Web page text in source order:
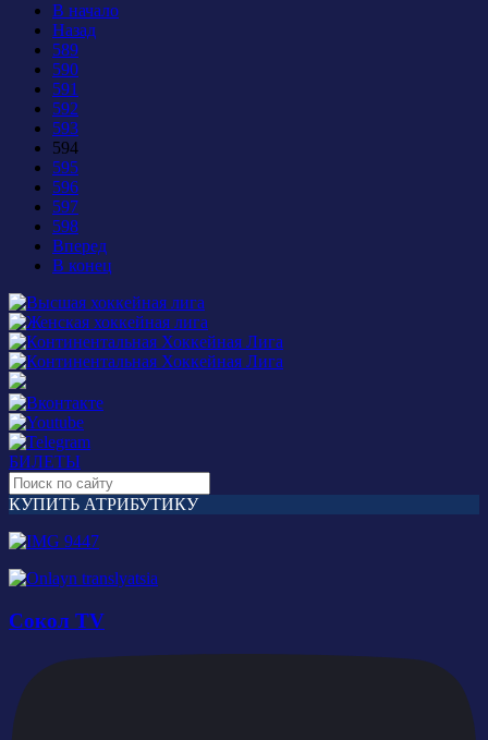
В начало
Назад
589
590
591
592
593
594
595
596
597
598
Вперед
В конец
БИЛЕТЫ
КУПИТЬ АТРИБУТИКУ
Сокол TV